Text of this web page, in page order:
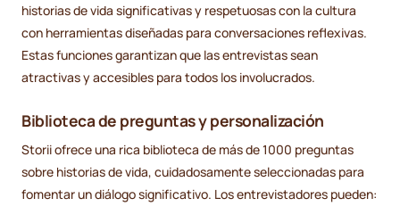
historias de vida significativas y respetuosas con la cultura
con herramientas diseñadas para conversaciones reflexivas.
Estas funciones garantizan que las entrevistas sean
atractivas y accesibles para todos los involucrados.
Biblioteca de preguntas y personalización
Storii ofrece una rica biblioteca de más de 1000 preguntas
sobre historias de vida, cuidadosamente seleccionadas para
fomentar un diálogo significativo. Los entrevistadores pueden: